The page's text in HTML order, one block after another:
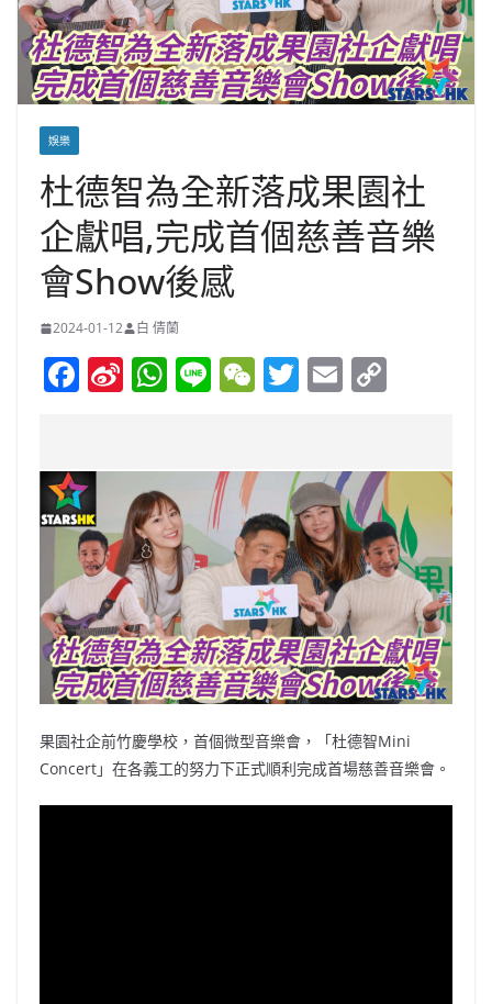
娛樂
杜德智為全新落成果園社
企獻唱,完成首個慈善音樂
會Show後感
2024-01-12 白 倩蘭
F
e
b
o
o
k
Si
W
ei
b
o
W
s
A
p
p
Li W
h
at
T
er
E
l y
Li
n
k
果園社企前竹慶學校，首個微型音樂會，「杜德智Mini
Concert」在各義工的努力下正式順利完成首場慈善音樂會。